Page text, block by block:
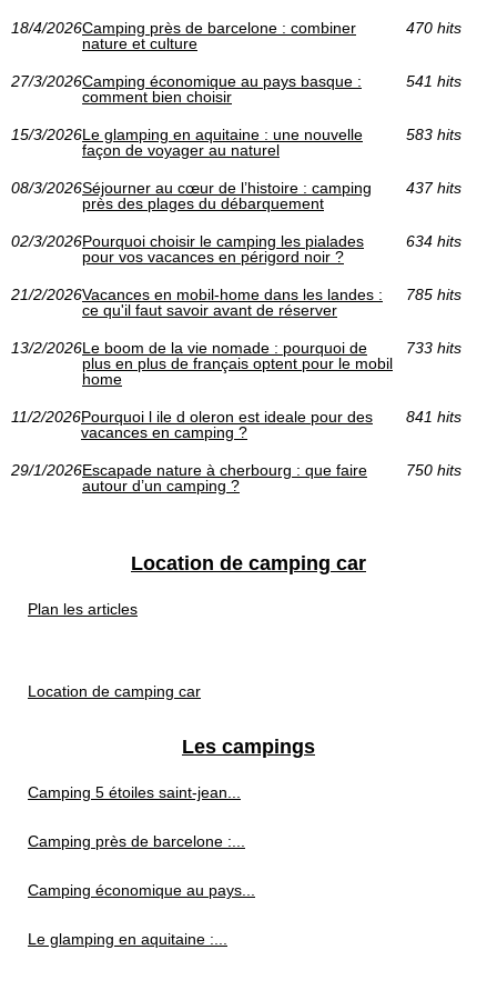
18/4/2026Camping près de barcelone : combiner
nature et culture
470 hits
27/3/2026Camping économique au pays basque :
comment bien choisir
541 hits
15/3/2026Le glamping en aquitaine : une nouvelle
façon de voyager au naturel
583 hits
08/3/2026Séjourner au cœur de l’histoire : camping
près des plages du débarquement
437 hits
02/3/2026Pourquoi choisir le camping les pialades
pour vos vacances en périgord noir ?
634 hits
21/2/2026Vacances en mobil-home dans les landes :
ce qu'il faut savoir avant de réserver
785 hits
13/2/2026Le boom de la vie nomade : pourquoi de
plus en plus de français optent pour le mobil
home
733 hits
11/2/2026Pourquoi l ile d oleron est ideale pour des
vacances en camping ?
841 hits
29/1/2026Escapade nature à cherbourg : que faire
autour d’un camping ?
750 hits
Location de camping car
Plan les articles
Location de camping car
Les campings
Camping 5 étoiles saint-jean...
Camping près de barcelone :...
Camping économique au pays...
Le glamping en aquitaine :...